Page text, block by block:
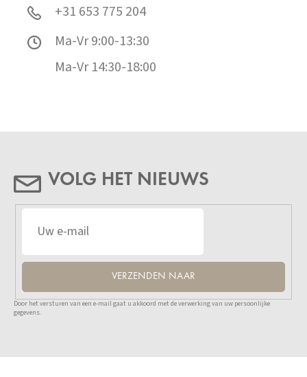
+31 653 775 204
Ma-Vr 9:00-13:30
Ma-Vr 14:30-18:00
VOLG HET NIEUWS
VERZENDEN NAAR
Door het versturen van een e-mail gaat u akkoord met de verwerking van uw persoonlijke
gegevens.